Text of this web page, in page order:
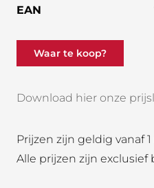
EAN
Waar te koop?
Download hier onze
Prijzen zijn geldig vanaf
Alle prijzen zijn exclusief